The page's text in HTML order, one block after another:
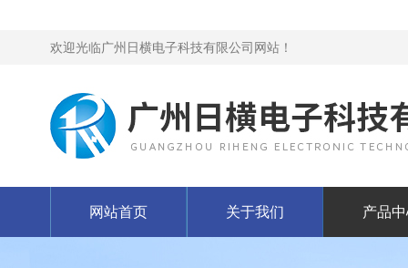
欢迎光临广州日横电子科技有限公司网站！
网站首页 关于我们 产品